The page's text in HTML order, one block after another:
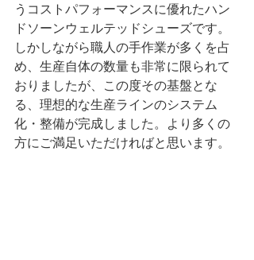
うコストパフォーマンスに優れたハン
ドソーンウェルテッドシューズです。
しかしながら職人の手作業が多くを占
め、生産自体の数量も非常に限られて
おりましたが、この度その基盤とな
る、理想的な生産ラインのシステム
化・整備が完成しました。より多くの
方にご満足いただければと思います。